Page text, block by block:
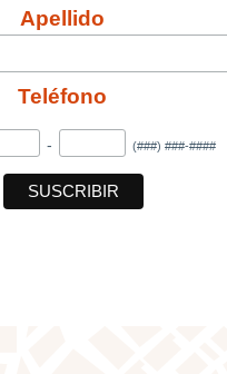
Apellido
Teléfono
- (###) ###-####